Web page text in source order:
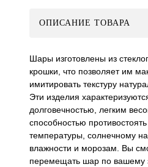
ОПИСАНИЕ ТОВАРА
Шары изготовлены из
крошки, что позволяет им
имитировать текстуру
Эти изделия
долговечностью, легким
способностью
температуры, солнечному
влажности и морозам. Вы
перемещать шар по вашему